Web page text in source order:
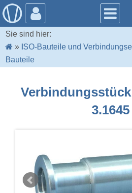
Sie sind hier:
» ISO-Bauteile und
Bauteile
3.1645